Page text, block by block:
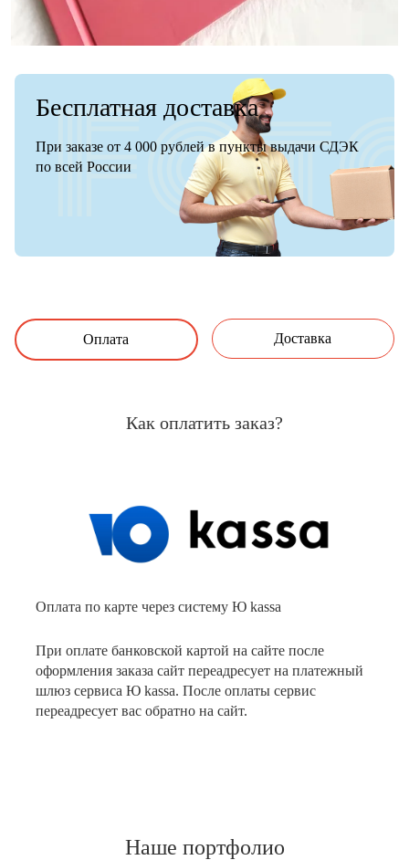
Бесплатная доставка
При заказе от 4 000 рублей в пункты выдачи СДЭК
по всей России
Оплата Доставка
Как оплатить заказ?
Оплата по карте через систему Ю kassa
При оплате банковской картой на сайте после
оформления заказа сайт переадресует на платежный
шлюз сервиса Ю kassa. После оплаты сервис
переадресует вас обратно на сайт.
Наше портфолио